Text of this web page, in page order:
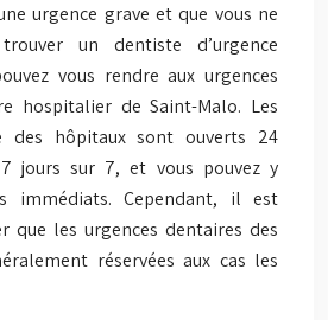
urgence grave et que vous ne
un dentiste d’urgence
vous rendre aux urgences
hospitalier de Saint-Malo. Les
des hôpitaux sont ouverts 24
jours sur 7, et vous pouvez y
immédiats. Cependant, il est
que les urgences dentaires des
réservées aux cas les